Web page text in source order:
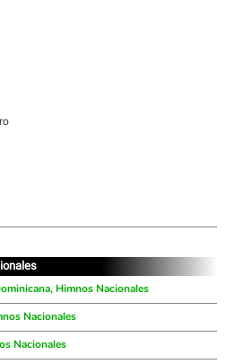
Himnos Nacionales
Nacionales
Nacionales